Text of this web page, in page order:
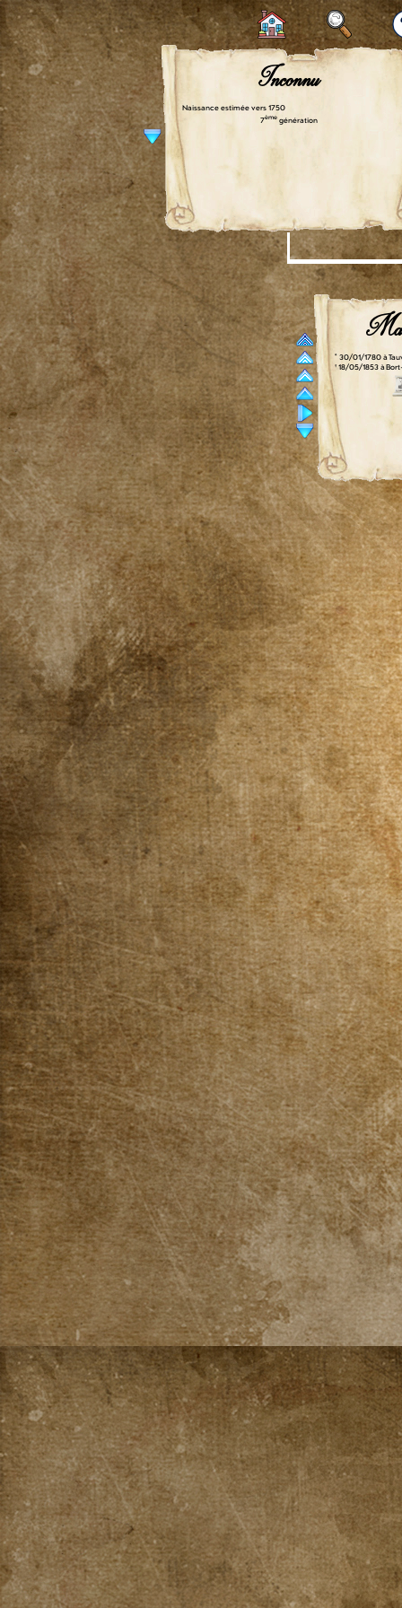
Inconnu
Naissance estimée vers 1750
7ème génération
° 30/01/1780 à
† 18/05/1853 à